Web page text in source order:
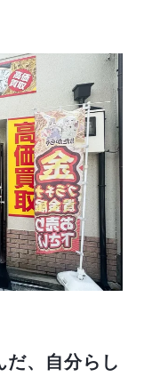
ポリシー
排除宣言
だ、自分らし